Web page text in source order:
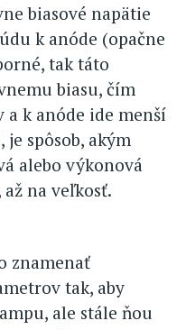
biasové napätie
k anóde (opačne
tak táto
biasu, čím
k anóde ide menší
spôsob, akým
alebo výkonová
na veľkosť.
znamenať
tak, aby
ale stále ňou